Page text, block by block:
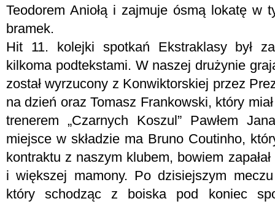
Teodorem Aniołą i zajmuje ósmą lokatę w
bramek.
Hit 11. kolejki spotkań Ekstraklasy był
kilkoma podtekstami. W naszej drużynie
został wyrzucony z Konwiktorskiej przez
na dzień oraz Tomasz Frankowski, który
trenerem „Czarnych Koszul” Pawłem
miejsce w składzie ma Bruno Coutinho,
kontraktu z naszym klubem, bowiem
i większej mamony. Po dzisiejszym
który schodząc z boiska pod koniec